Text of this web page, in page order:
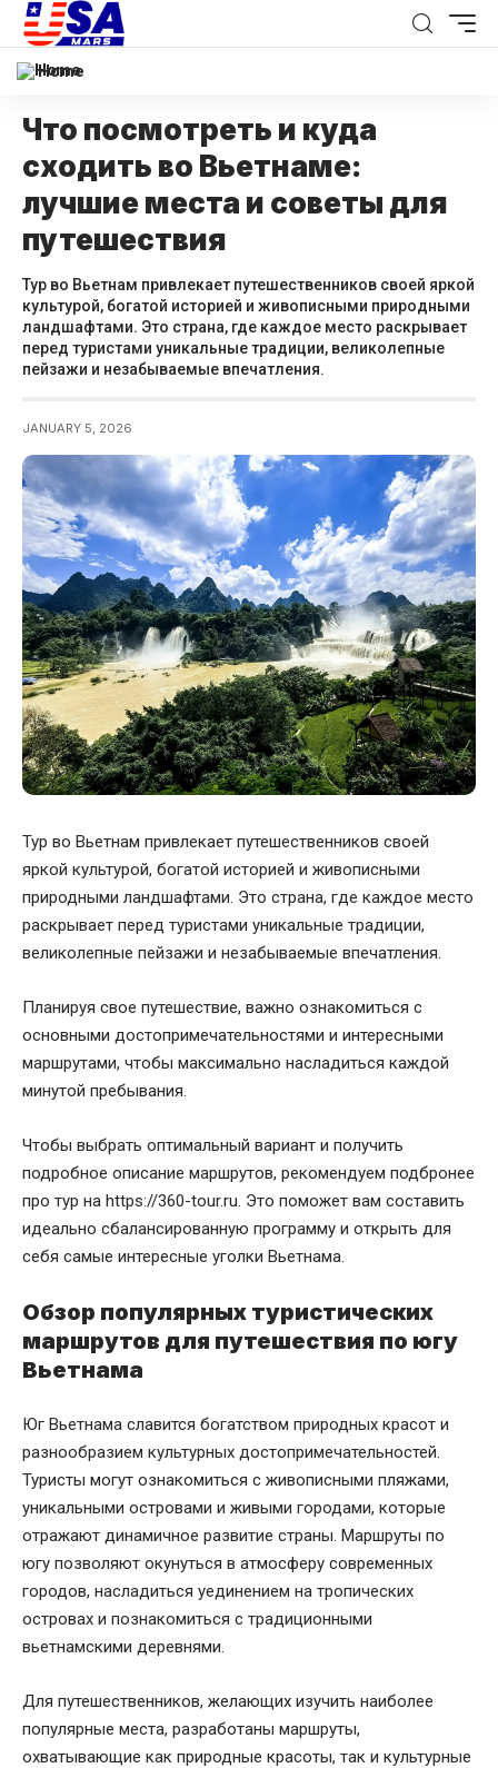
Home
Что посмотреть и куда
сходить во Вьетнаме:
лучшие места и советы для
путешествия
Тур во Вьетнам привлекает путешественников своей яркой
культурой, богатой историей и живописными природными
ландшафтами. Это страна, где каждое место раскрывает
перед туристами уникальные традиции, великолепные
пейзажи и незабываемые впечатления.
JANUARY 5, 2026
Тур во Вьетнам привлекает путешественников своей
яркой культурой, богатой историей и живописными
природными ландшафтами. Это страна, где каждое место
раскрывает перед туристами уникальные традиции,
великолепные пейзажи и незабываемые впечатления.
Планируя свое путешествие, важно ознакомиться с
основными достопримечательностями и интересными
маршрутами, чтобы максимально насладиться каждой
минутой пребывания.
Чтобы выбрать оптимальный вариант и получить
подробное описание маршрутов, рекомендуем подбронее
про тур на https://360-tour.ru. Это поможет вам составить
идеально сбалансированную программу и открыть для
себя самые интересные уголки Вьетнама.
Обзор популярных туристических
маршрутов для путешествия по югу
Вьетнама
Юг Вьетнама славится богатством природных красот и
разнообразием культурных достопримечательностей.
Туристы могут ознакомиться с живописными пляжами,
уникальными островами и живыми городами, которые
отражают динамичное развитие страны. Маршруты по
югу позволяют окунуться в атмосферу современных
городов, насладиться уединением на тропических
островах и познакомиться с традиционными
вьетнамскими деревнями.
Для путешественников, желающих изучить наиболее
популярные места, разработаны маршруты,
охватывающие как природные красоты, так и культурные